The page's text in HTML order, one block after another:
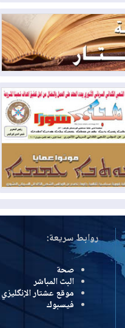
يؤكد مجدداً التزامه
الدول المجاورة
والاقتراض يطوقان
المالية العراقية.. اقتراض يتجاوز 3 تريليونات
كوبا تغرق في الظلام مجددا
أوامر بإجلاء 60 ألف شخص
ولاية واشنطن
روابط سريعة:
صحة
البث المباشر
موقع عشتار الإنگليزي
فيسبوك